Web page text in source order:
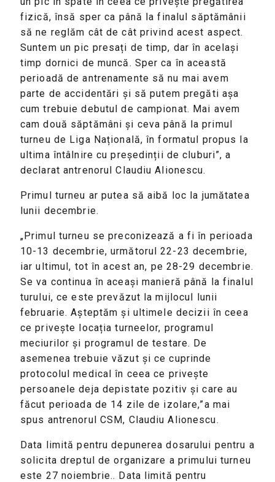
fizică, însă sper ca până la finalul săptămânii
să ne reglăm cât de cât privind acest aspect.
Suntem un pic presați de timp, dar în același
timp dornici de muncă. Sper ca în această
perioadă de antrenamente să nu mai avem
parte de accidentări și să putem pregăti așa
cum trebuie debutul de campionat. Mai avem
cam două săptămâni și ceva până la primul
turneu de Liga Națională, în formatul propus la
ultima întâlnire cu președinții de cluburi”, a
declarat antrenorul Claudiu Alionescu.
Primul turneu ar putea să aibă loc la jumătatea
lunii decembrie.
„Primul turneu se preconizează a fi în perioada
10-13 decembrie, următorul 22-23 decembrie,
iar ultimul, tot în acest an, pe 28-29 decembrie.
Se va continua în aceași manieră până la finalul
turului, ce este prevăzut la mijlocul lunii
februarie. Așteptăm și ultimele decizii în ceea
ce privește locația turneelor, programul
meciurilor și programul de testare. De
asemenea trebuie văzut și ce cuprinde
protocolul medical în ceea ce privește
persoanele deja depistate pozitiv și care au
făcut perioada de 14 zile de izolare,”a mai
spus antrenorul CSM, Claudiu Alionescu.
Data limită pentru depunerea dosarului pentru a
solicita dreptul de organizare a primului turneu
este 27 noiembrie.. Data limită pentru